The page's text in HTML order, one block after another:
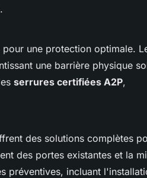
pour une protection optimale.
une barrière physique
serrures certifiées A2P,
des solutions complètes
des portes existantes et la
préventives, incluant